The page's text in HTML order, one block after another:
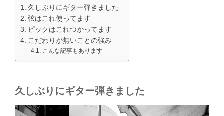
久しぶりにギター弾きました
弦はこれ使ってます
ピックはこれつかってます
こだわりが無いことの強み
こんな記事もあります
久しぶりにギター弾きました